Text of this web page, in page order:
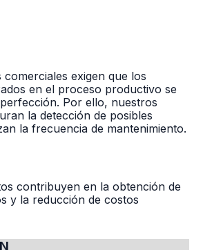
comerciales exigen que los
en el proceso productivo se
Por ello, nuestros
la detección de posibles
la frecuencia de mantenimiento.
contribuyen en la obtención de
y la reducción de costos